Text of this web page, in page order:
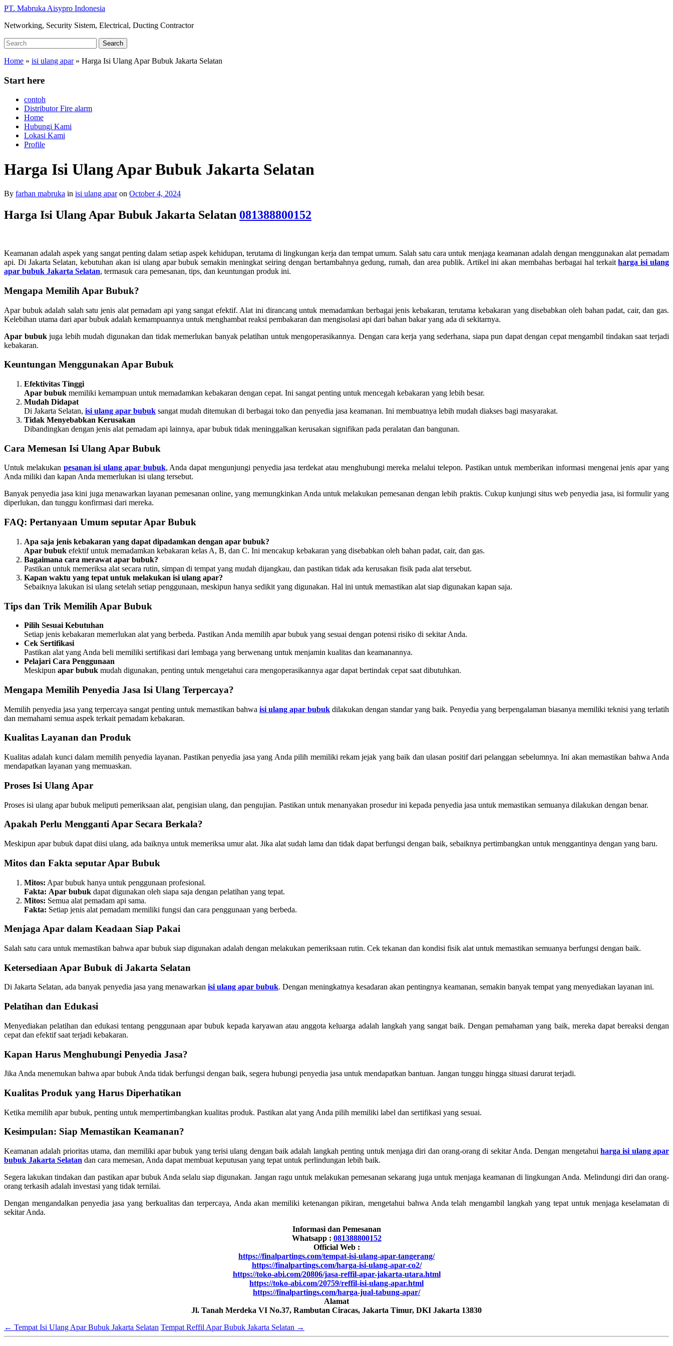
Skip
main
PT. Mabruka Aisypro Indonesia
Networking, Security Sistem, Electrical, Ducting Contractor
Search
for:
Search
Home » isi ulang apar» Harga Isi Ulang Apar Bubuk Jakarta Selatan
Start here
contoh
Distributor Fire alarm
Home
Hubungi Kami
Lokasi Kami
Profile
Harga Isi Ulang Apar Bubuk Jakarta Selatan
By farhan mabruka in isi ulang aparon October 4, 2024
Harga Isi Ulang Apar Bubuk Jakarta Selatan 081388800152
Keamanan adalah aspek yang sangat penting dalam setiap aspek kehidupan, terutama di lingkungan kerja dan tempat umum. Salah satu cara untuk menjaga keamanan adalah dengan menggunakan alat pemadam
api. Di Jakarta Selatan, kebutuhan akan isi ulang apar bubuk semakin meningkat seiring dengan bertambahnya gedung, rumah, dan area publik. Artikel ini akan membahas berbagai hal terkaitharga isi ulang
apar bubuk Jakarta Selatan, termasuk cara pemesanan, tips, dan keuntungan produk ini.
Mengapa Memilih Apar Bubuk?
Apar bubuk adalah salah satu jenis alat pemadam api yang sangat efektif. Alat ini dirancang untuk memadamkan berbagai jenis kebakaran, terutama kebakaran yang disebabkan oleh bahan padat, cair, dan gas.
Kelebihan utama dari apar bubuk adalah kemampuannya untuk menghambat reaksi pembakaran dan mengisolasi api dari bahan bakar yang ada di sekitarnya.
Apar bubukjuga lebih mudah digunakan dan tidak memerlukan banyak pelatihan untuk mengoperasikannya. Dengan cara kerja yang sederhana, siapa pun dapat dengan cepat mengambil tindakan saat terjadi
kebakaran.
Keuntungan Menggunakan Apar Bubuk
Efektivitas Tinggi
Apar bubuk memiliki kemampuan untuk memadamkan kebakaran dengan cepat. Ini sangat penting untuk mencegah kebakaran yang lebih besar.
Mudah Didapat
Di Jakarta Selatan, isi ulang apar bubuk sangat mudah ditemukan di berbagai toko dan penyedia jasa keamanan. Ini membuatnya lebih mudah diakses bagi masyarakat.
Tidak Menyebabkan Kerusakan
Dibandingkan dengan jenis alat pemadam api lainnya, apar bubuk tidak meninggalkan kerusakan signifikan pada peralatan dan bangunan.
Cara Memesan Isi Ulang Apar Bubuk
Untuk melakukan pesanan isi ulang apar bubuk, Anda dapat mengunjungi penyedia jasa terdekat atau menghubungi mereka melalui telepon. Pastikan untuk memberikan informasi mengenai jenis apar yang
Anda miliki dan kapan Anda memerlukan isi ulang tersebut.
Banyak penyedia jasa kini juga menawarkan layanan pemesanan online, yang memungkinkan Anda untuk melakukan pemesanan dengan lebih praktis. Cukup kunjungi situs web penyedia jasa, isi formulir yang
diperlukan, dan tunggu konfirmasi dari mereka.
FAQ: Pertanyaan Umum seputar Apar Bubuk
Apa saja jenis kebakaran yang dapat dipadamkan dengan apar bubuk?
Apar bubuk efektif untuk memadamkan kebakaran kelas A, B, dan C. Ini mencakup kebakaran yang disebabkan oleh bahan padat, cair, dan gas.
Bagaimana cara merawat apar bubuk?
Pastikan untuk memeriksa alat secara rutin, simpan di tempat yang mudah dijangkau, dan pastikan tidak ada kerusakan fisik pada alat tersebut.
Kapan waktu yang tepat untuk melakukan isi ulang apar?
Sebaiknya lakukan isi ulang setelah setiap penggunaan, meskipun hanya sedikit yang digunakan. Hal ini untuk memastikan alat siap digunakan kapan saja.
Tips dan Trik Memilih Apar Bubuk
Pilih Sesuai Kebutuhan
Setiap jenis kebakaran memerlukan alat yang berbeda. Pastikan Anda memilih apar bubuk yang sesuai dengan potensi risiko di sekitar Anda.
Cek Sertifikasi
Pastikan alat yang Anda beli memiliki sertifikasi dari lembaga yang berwenang untuk menjamin kualitas dan keamanannya.
Pelajari Cara Penggunaan
Meskipun apar bubuk mudah digunakan, penting untuk mengetahui cara mengoperasikannya agar dapat bertindak cepat saat dibutuhkan.
Mengapa Memilih Penyedia Jasa Isi Ulang Terpercaya?
Memilih penyedia jasa yang terpercaya sangat penting untuk memastikan bahwa isi ulang apar bubuk dilakukan dengan standar yang baik. Penyedia yang berpengalaman biasanya memiliki teknisi yang terlatih
dan memahami semua aspek terkait pemadam kebakaran.
Kualitas Layanan dan Produk
Kualitas adalah kunci dalam memilih penyedia layanan. Pastikan penyedia jasa yang Anda pilih memiliki rekam jejak yang baik dan ulasan positif dari pelanggan sebelumnya. Ini akan memastikan bahwa Anda
mendapatkan layanan yang memuaskan.
Proses Isi Ulang Apar
Proses isi ulang apar bubuk meliputi pemeriksaan alat, pengisian ulang, dan pengujian. Pastikan untuk menanyakan prosedur ini kepada penyedia jasa untuk memastikan semuanya dilakukan dengan benar.
Apakah Perlu Mengganti Apar Secara Berkala?
Meskipun apar bubuk dapat diisi ulang, ada baiknya untuk memeriksa umur alat. Jika alat sudah lama dan tidak dapat berfungsi dengan baik, sebaiknya pertimbangkan untuk menggantinya dengan yang baru.
Mitos dan Fakta seputar Apar Bubuk
Mitos: Apar bubuk hanya untuk penggunaan profesional.
Fakta: Apar bubuk dapat digunakan oleh siapa saja dengan pelatihan yang tepat.
Mitos: Semua alat pemadam api sama.
Fakta: Setiap jenis alat pemadam memiliki fungsi dan cara penggunaan yang berbeda.
Menjaga Apar dalam Keadaan Siap Pakai
Salah satu cara untuk memastikan bahwa apar bubuk siap digunakan adalah dengan melakukan pemeriksaan rutin. Cek tekanan dan kondisi fisik alat untuk memastikan semuanya berfungsi dengan baik.
Ketersediaan Apar Bubuk di Jakarta Selatan
Di Jakarta Selatan, ada banyak penyedia jasa yang menawarkan isi ulang apar bubuk. Dengan meningkatnya kesadaran akan pentingnya keamanan, semakin banyak tempat yang menyediakan layanan ini.
Pelatihan dan Edukasi
Menyediakan pelatihan dan edukasi tentang penggunaan apar bubuk kepada karyawan atau anggota keluarga adalah langkah yang sangat baik. Dengan pemahaman yang baik, mereka dapat bereaksi dengan
cepat dan efektif saat terjadi kebakaran.
Kapan Harus Menghubungi Penyedia Jasa?
Jika Anda menemukan bahwa apar bubuk Anda tidak berfungsi dengan baik, segera hubungi penyedia jasa untuk mendapatkan bantuan. Jangan tunggu hingga situasi darurat terjadi.
Kualitas Produk yang Harus Diperhatikan
Ketika memilih apar bubuk, penting untuk mempertimbangkan kualitas produk. Pastikan alat yang Anda pilih memiliki label dan sertifikasi yang sesuai.
Kesimpulan: Siap Memastikan Keamanan?
Keamanan adalah prioritas utama, dan memiliki apar bubuk yang terisi ulang dengan baik adalah langkah penting untuk menjaga diri dan orang-orang di sekitar Anda. Dengan mengetahui harga isi ulang apar
bubuk Jakarta Selatan dan cara memesan, Anda dapat membuat keputusan yang tepat untuk perlindungan lebih baik.
Segera lakukan tindakan dan pastikan apar bubuk Anda selalu siap digunakan. Jangan ragu untuk melakukan pemesanan sekarang juga untuk menjaga keamanan di lingkungan Anda. Melindungi diri dan orang-
orang terkasih adalah investasi yang tidak ternilai.
Dengan mengandalkan penyedia jasa yang berkualitas dan terpercaya, Anda akan memiliki ketenangan pikiran, mengetahui bahwa Anda telah mengambil langkah yang tepat untuk menjaga keselamatan di
sekitar Anda.
Informasi dan Pemesanan
Whatsapp : 081388800152
Official Web :
https://finalpartings.com/tempat-isi-ulang-apar-tangerang/
https://finalpartings.com/harga-isi-ulang-apar-co2/
https://toko-abi.com/20806/jasa-reffil-apar-jakarta-utara.html
https://toko-abi.com/20759/reffil-isi-ulang-apar.html
https://finalpartings.com/harga-jual-tabung-apar/
Alamat
Jl. Tanah Merdeka VI No.37, Rambutan Ciracas, Jakarta Timur, DKI Jakarta 13830
← Tempat Isi Ulang Apar Bubuk Jakarta Selatan Tempat Reffil Apar Bubuk Jakarta Selatan →